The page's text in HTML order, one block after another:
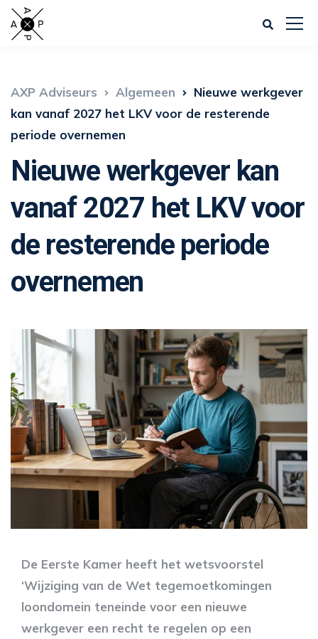
AXP Adviseurs Algemeen
Nieuwe werkgever
kan vanaf 2027 het LKV voor de resterende
periode overnemen
Nieuwe werkgever kan
vanaf 2027 het LKV voor
de resterende periode
overnemen
De Eerste Kamer heeft het wetsvoorstel
‘Wijziging van de Wet tegemoetkomingen
loondomein teneinde voor een nieuwe
werkgever een recht te regelen op een